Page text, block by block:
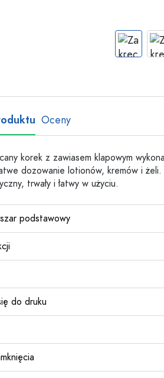
Oceny
korek z zawiasem klapowym
dozowanie lotionów, kremów i
trwały i łatwy w użyciu.
podstawowy
do druku